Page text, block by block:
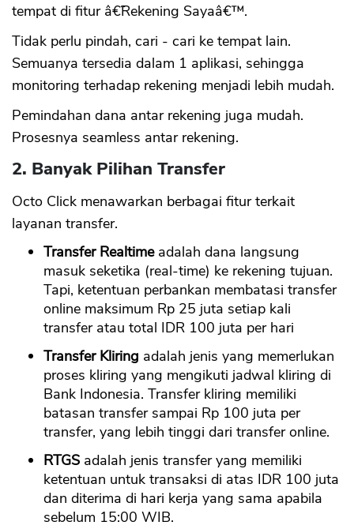
tempat di fitur â€˜Rekening Sayaâ€™.
Tidak perlu pindah, cari - cari ke tempat lain.
Semuanya tersedia dalam 1 aplikasi, sehingga
monitoring terhadap rekening menjadi lebih mudah.
Pemindahan dana antar rekening juga mudah.
Prosesnya seamless antar rekening.
2. Banyak Pilihan Transfer
Octo Click menawarkan berbagai fitur terkait
layanan transfer.
Transfer Realtimeadalah dana langsung
masuk seketika (real-time) ke rekening tujuan.
Tapi, ketentuan perbankan membatasi transfer
online maksimum Rp 25 juta setiap kali
transfer atau total IDR 100 juta per hari
Transfer Kliring adalah jenis yang memerlukan
proses kliring yang mengikuti jadwal kliring di
Bank Indonesia. Transfer kliring memiliki
batasan transfer sampai Rp 100 juta per
transfer, yang lebih tinggi dari transfer online.
RTGS adalah jenis transfer yang memiliki
ketentuan untuk transaksi di atas IDR 100 juta
dan diterima di hari kerja yang sama apabila
sebelum 15:00 WIB.